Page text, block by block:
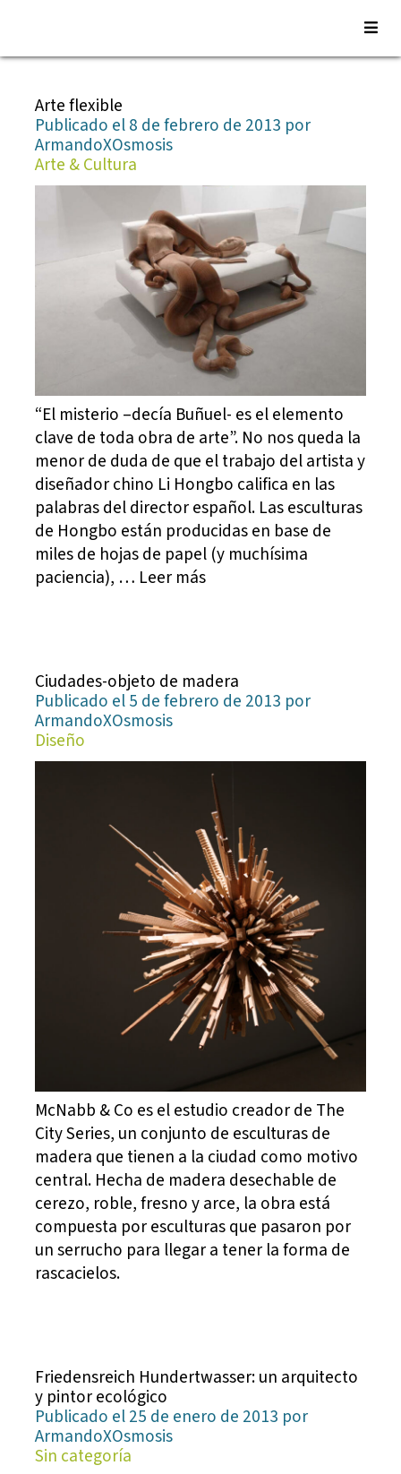
Saltar
contenidoArte flexible
Publicado el 8 de febrero de 2013 por
ArmandoXOsmosis
Arte & Cultura
“El misterio –decía Buñuel- es el elemento
clave de toda obra de arte”. No nos queda la
menor de duda de que el trabajo del artista y
diseñador chino Li Hongbo califica en las
palabras del director español. Las esculturas
de Hongbo están producidas en base de
miles de hojas de papel (y muchísima
paciencia), … Leer más
Ciudades-objeto de madera
Publicado el 5 de febrero de 2013 por
ArmandoXOsmosis
Diseño
McNabb & Co es el estudio creador de The
City Series, un conjunto de esculturas de
madera que tienen a la ciudad como motivo
central. Hecha de madera desechable de
cerezo, roble, fresno y arce, la obra está
compuesta por esculturas que pasaron por
un serrucho para llegar a tener la forma de
rascacielos.
Friedensreich Hundertwasser: un arquitecto
y pintor ecológico
Publicado el 25 de enero de 2013 por
ArmandoXOsmosis
Sin categoría